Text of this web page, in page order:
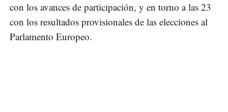
con los avances de participación, y en torno a las 23
con los resultados provisionales de las elecciones al
Parlamento Europeo.